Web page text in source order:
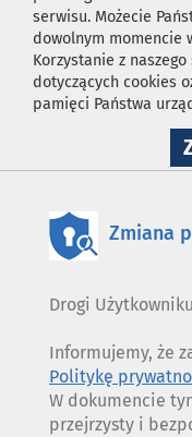
serwisu. Możecie
dowolnym momencie
Korzystanie z
dotyczących cookies
pamięci Państwa
Zmiana
Drogi
Informujemy, że
Politykę
W dokumencie
przejrzysty i